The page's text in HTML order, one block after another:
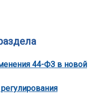
44-ФЗ в новой